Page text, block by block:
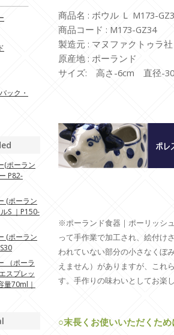
商品名 : ボウル Ｌ M173-
商品コード : M173-GZ34
製造元 : マヌファクトゥラ社
原産地 : ポーランド
サイズ: 高さ-6cm 直径-
※ポーランド食器｜ポーリッシ
って手作業で加工され、絵付け
われていない部分の小さなくぼ
えません）がありますが、これ
す。手作りの味わいとしてお楽
○末長くお使いいただくため
ック・
(ポーラン
P82-
(ポーラン
S ｜P150-
(ポーラン
（ポーラ
スプレッ
70ml｜